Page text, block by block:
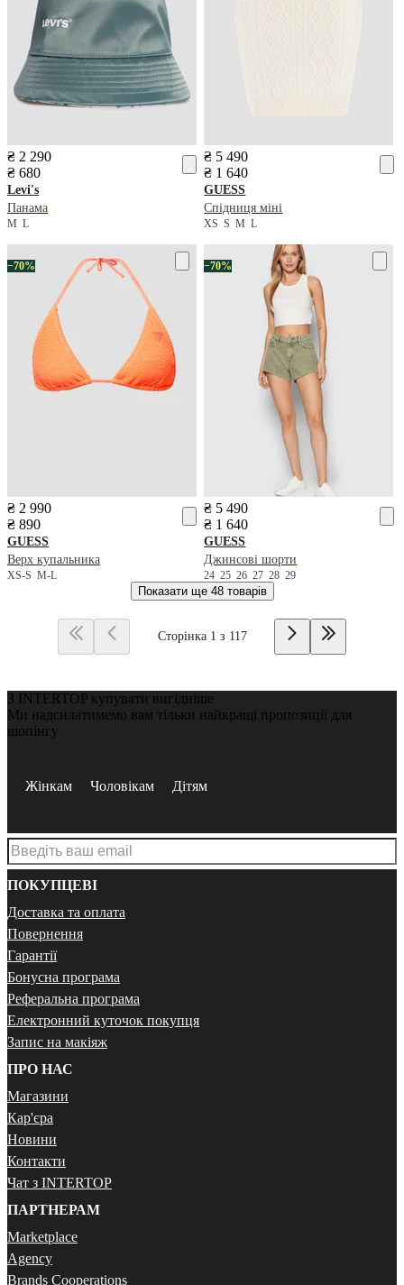
₴ 2 290
₴ 680
Levi's
Панама
M L
₴ 5 490
₴ 1 640
GUESS
Спідниця міні
XSSML
−70%
₴ 2 990
₴ 890
GUESS
Верх купальника
XS-S M-L
−70%
₴ 5 490
₴ 1 640
GUESS
Джинсові шорти
242526272829
Показати ще 48 товарів
Сторінка 1 з 117
З INTERTOP купувати вигідніше
Ми надсилатимемо вам тільки найкращі пропозиції для
шопінгу
Жінкам Чоловікам Дітям
ПОКУПЦЕВІ
Доставка та оплата
Повернення
Гарантії
Бонусна програма
Реферальна програма
Електронний куточок покупця
Запис на макіяж
ПРО НАС
Магазини
Кар'єра
Новини
Контакти
Чат з INTERTOP
ПАРТНЕРАМ
Marketplace
Agency
Brands Cooperations